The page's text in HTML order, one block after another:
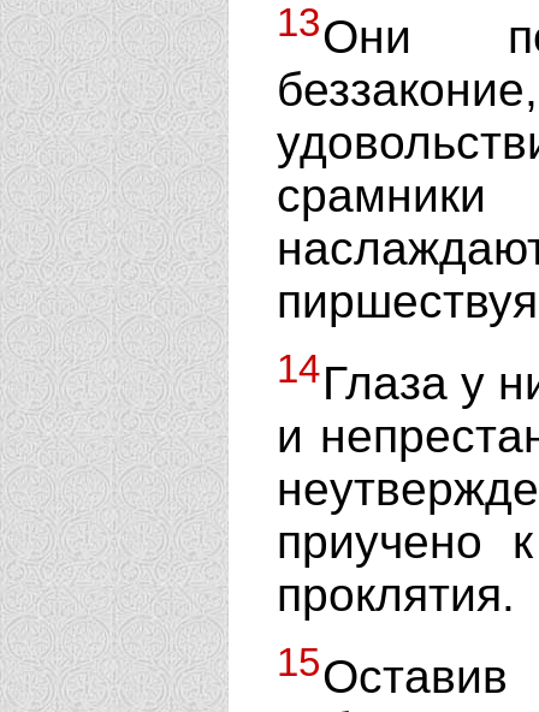
13Они
14Глаза у
и
приучено
проклятия.
15